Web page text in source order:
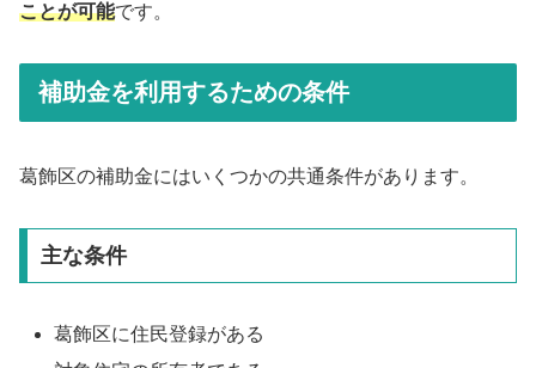
ことが可能です。
補助金を利用するための条件
葛飾区の補助金にはいくつかの共通条件があります。
主な条件
葛飾区に住民登録がある